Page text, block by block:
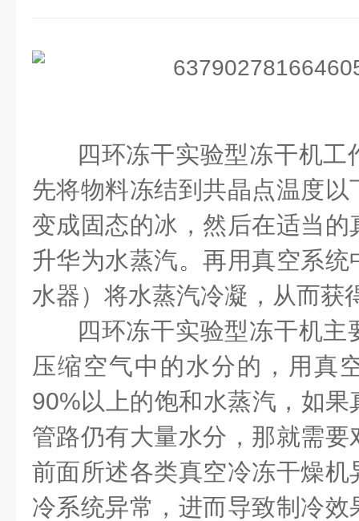
四环冻干实验型冻干机工
先将物料冻结到共晶点温度
变成固态的冰，然后在适当
升华为水蒸汽。再用真空系
水器）将水蒸汽冷凝，从而获
四环冻干实验型冻干机主
压缩空气中的水分的，用真
90%以上的饱和水蒸汽，如
管路仍有大量水分，那就需
前面所述各类真空冷冻干燥
冷系统异常，进而导致制冷